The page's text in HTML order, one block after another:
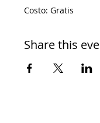
Costo: Gratis
Share this